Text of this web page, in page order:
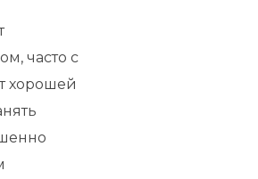
часто с
хорошей